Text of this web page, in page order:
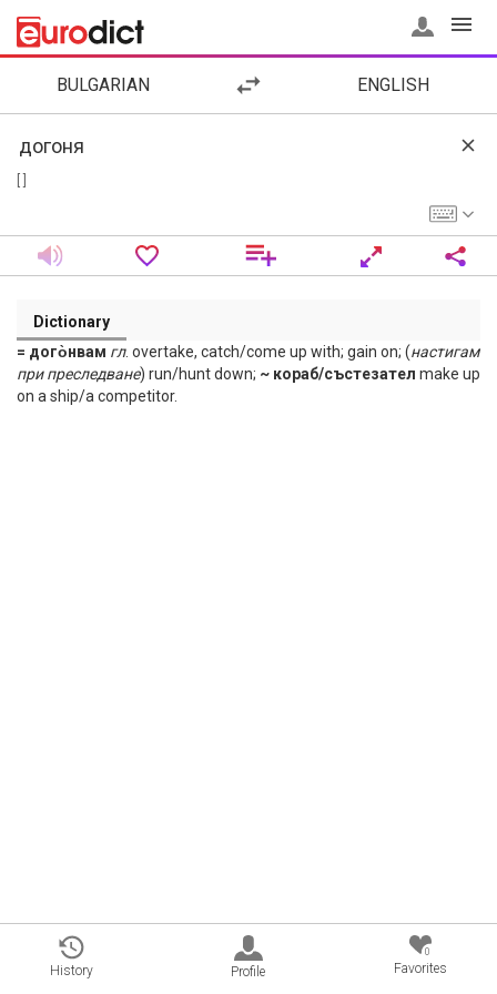
BULGARIAN ENGLISH
Dictionary
= дого̀нвам гл. overtake, catch/come up with; gain on; (настигам
при преследване) run/hunt down; ~ кораб/състезател make up
on a ship/a competitor.
History Profile
0
Favorites